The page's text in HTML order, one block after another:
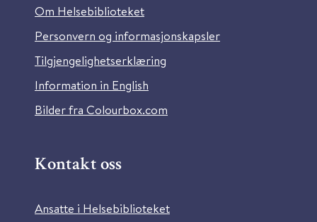
Om Helsebiblioteket
Personvern og informasjonskapsler
Tilgjengelighetserklæring
Information in English
Bilder fra Colourbox.com
Kontakt oss
Ansatte i Helsebiblioteket